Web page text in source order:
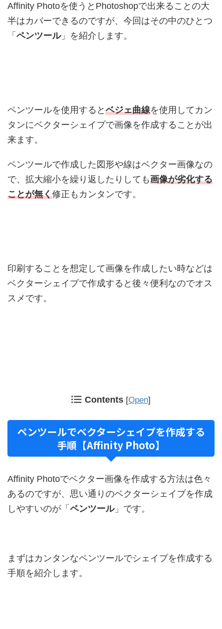
Affinity Photoを使うとPhotoshopで出来ることの大
半はカバーできるのですが、今回はその中のひとつ
「 ペンツール」を紹介します。
ペンツールを使用すると ベジェ曲線を使用してカン
タンにベクターシェイプで画像を作成することが出
来ます。
ペンツールで作成した図形や線はベクター画像なの
で、拡大縮小を繰り返したりしても画像が劣化する
ことが無く修正もカンタンです。
印刷することを想定して画像を作成したい時などは
ベクターシェイプで作成すると後々便利なのでオス
スメです。
Contents [Open]
ペンツールでベクターシェイプを作成する
手順【Affinity Photo】
Affinity Photoでベクター画像を作成する方法は色々
あるのですが、思い通りのベクターシェイプを作成
しやすいのが「 ペンツール」です。
まずはカンタンなペンツールでシェイプを作成する
手順を紹介します。